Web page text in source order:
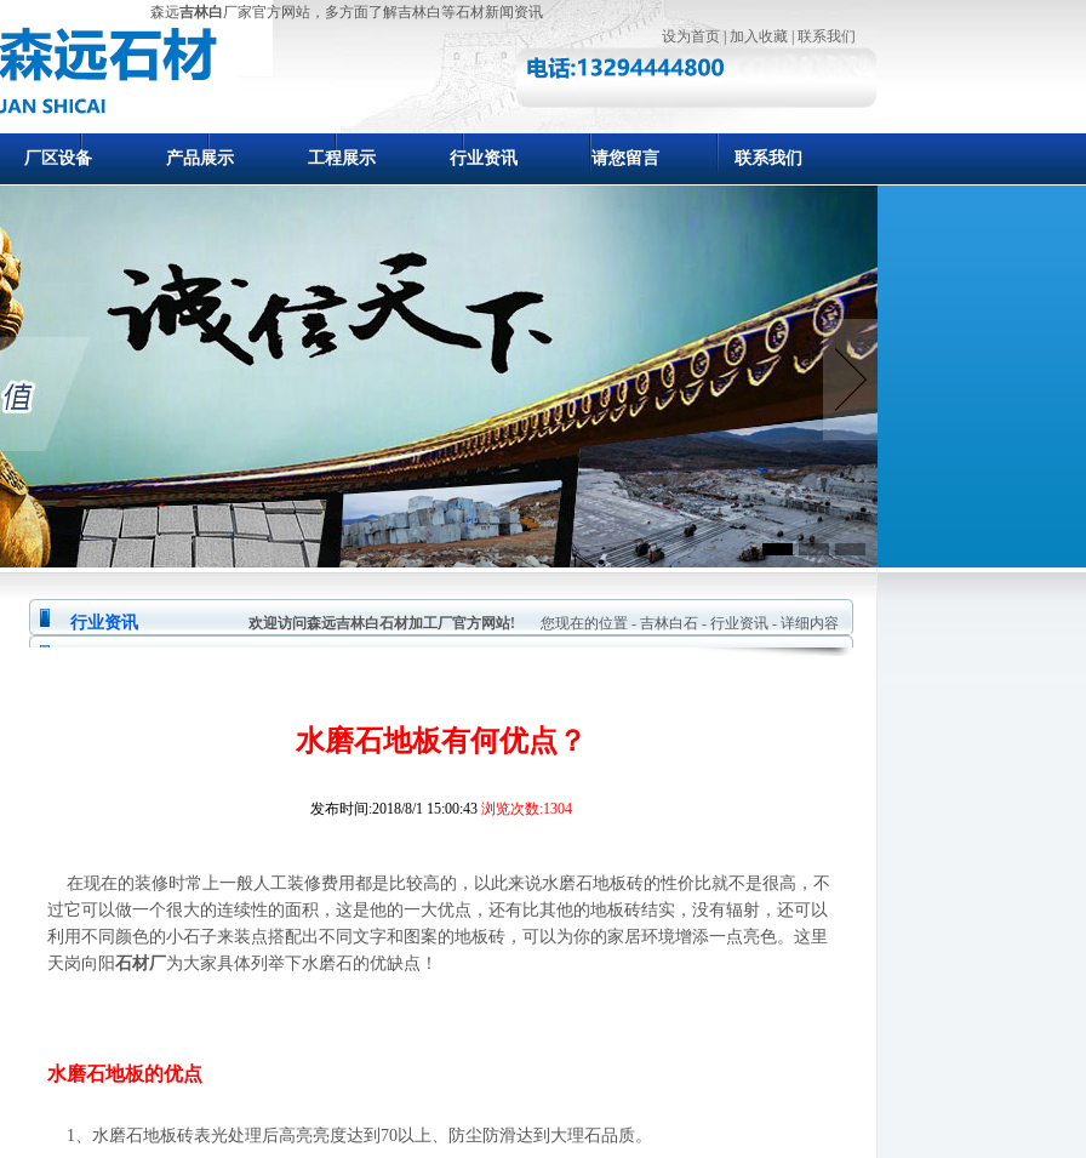
森远吉林白厂家官方网站，多方面了解吉林白等石材新闻资讯
设为首页| 加入收藏 联系我们
厂区设备 产品展示 工程展示 行业资讯 请您留言 联系我们
行业资讯 欢迎访问森远吉林白石材加工厂官方网站! 您现在的位置 - 吉林白石 - 行业资讯 - 详细内容
水磨石地板有何优点？
发布时间:2018/8/1 15:00:43 浏览次数:1304
在现在的装修时常上一般人工装修费用都是比较高的，以此来说水磨石地板砖的性价比就不是很高，不
过它可以做一个很大的连续性的面积，这是他的一大优点，还有比其他的地板砖结实，没有辐射，还可以
利用不同颜色的小石子来装点搭配出不同文字和图案的地板砖，可以为你的家居环境增添一点亮色。这里
天岗向阳石材厂为大家具体列举下水磨石的优缺点！
水磨石地板的优点
1、水磨石地板砖表光处理后高亮亮度达到70以上、防尘防滑达到大理石品质。